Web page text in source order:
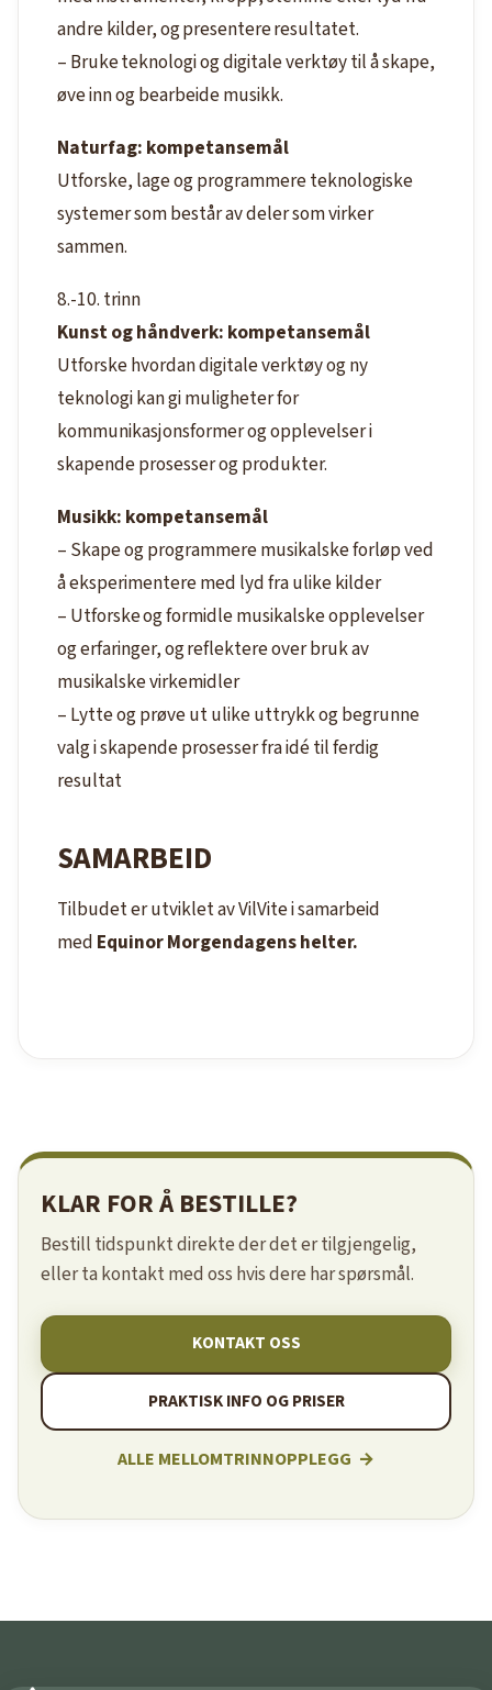
andre kilder, og presentere resultatet.
– Bruke teknologi og digitale verktøy til å skape,
øve inn og bearbeide musikk.
Naturfag: kompetansemål
Utforske, lage og programmere teknologiske
systemer som består av deler som virker
sammen.
8.-10. trinn
Kunst og håndverk: kompetansemål
Utforske hvordan digitale verktøy og ny
teknologi kan gi muligheter for
kommunikasjonsformer og opplevelser i
skapende prosesser og produkter.
Musikk: kompetansemål
– Skape og programmere musikalske forløp ved
å eksperimentere med lyd fra ulike kilder
– Utforske og formidle musikalske opplevelser
og erfaringer, og reflektere over bruk av
musikalske virkemidler
– Lytte og prøve ut ulike uttrykk og begrunne
valg i skapende prosesser fra idé til ferdig
resultat
SAMARBEID
Tilbudet er utviklet av VilVite i samarbeid
med EquinorMorgendagens helter.
KLAR FOR Å BESTILLE?
Bestill tidspunkt direkte der det er tilgjengelig,
eller ta kontakt med oss hvis dere har spørsmål.
KONTAKT OSS
PRAKTISK INFO OG PRISER
ALLE MELLOMTRINNOPPLEGG